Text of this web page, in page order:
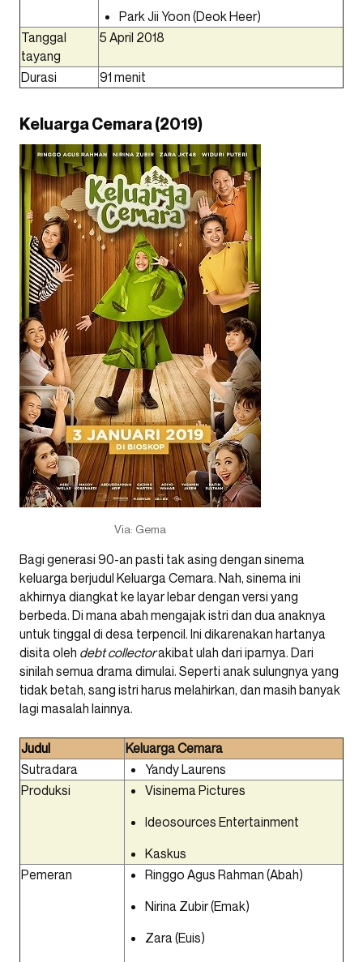
Park Jii Yoon (Deok Heer)
Tanggal
tayang
5 April 2018
Durasi 91 menit
Keluarga Cemara (2019)
Via: Gema
Bagi generasi 90-an pasti tak asing dengan sinema
keluarga berjudul Keluarga Cemara. Nah, sinema ini
akhirnya diangkat ke layar lebar dengan versi yang
berbeda. Di mana abah mengajak istri dan dua anaknya
untuk tinggal di desa terpencil. Ini dikarenakan hartanya
disita oleh debt collectorakibat ulah dari iparnya. Dari
sinilah semua drama dimulai. Seperti anak sulungnya yang
tidak betah, sang istri harus melahirkan, dan masih banyak
lagi masalah lainnya.
Judul
Keluarga Cemara
Sutradara
Yandy Laurens
Produksi
Visinema Pictures
Ideosources Entertainment
Kaskus
Pemeran
Ringgo Agus Rahman (Abah)
Nirina Zubir (Emak)
Zara (Euis)